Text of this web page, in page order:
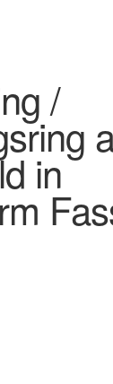
/
in